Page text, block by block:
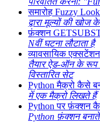
समारोह Fuzzy
द्वारा मूल्यों की
फ़ंक्शन
Nवीं घटना लौटाता है
व्यावसायिक
तैयार ऐड-ऑन के रूप में
विस्तारित सेट
Python मैक्रो कैसे
में एक मैक्रो लिखते हैं
Python पर फ़ंक्शन
Python फ़ंक्शन